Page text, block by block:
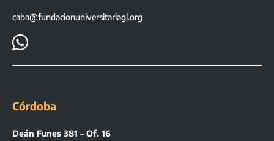
caba@fundacionuniversitariagl.org

Córdoba
Deán Funes 381 – Of. 16